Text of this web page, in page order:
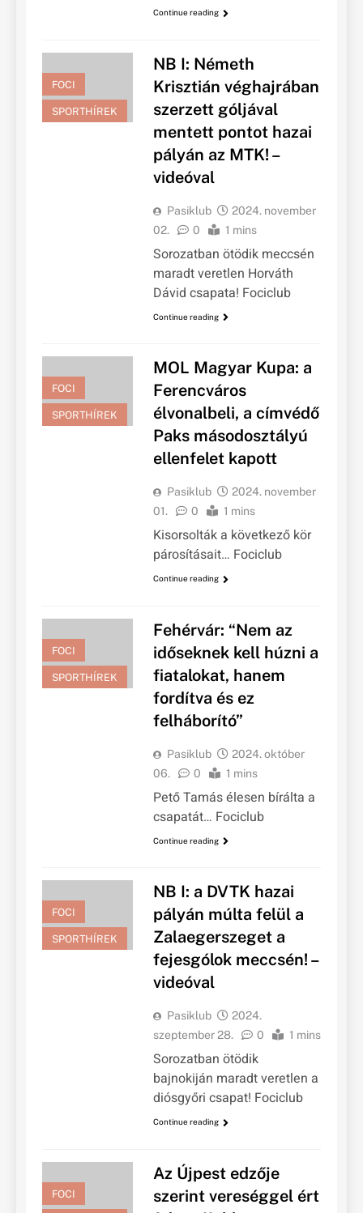
Continue reading
FOCI
SPORTHÍREK
NB I: Németh
Krisztián véghajrában
szerzett góljával
mentett pontot hazai
pályán az MTK! –
videóval
Pasiklub
2024. november
02.
0 1 mins
Sorozatban ötödik meccsén
maradt veretlen Horváth
Dávid csapata! Fociclub
Continue reading
FOCI
SPORTHÍREK
MOL Magyar Kupa: a
Ferencváros
élvonalbeli, a címvédő
Paks másodosztályú
ellenfelet kapott
Pasiklub
2024. november
01.
0 1 mins
Kisorsolták a következő kör
párosításait… Fociclub
Continue reading
FOCI
SPORTHÍREK
Fehérvár: “Nem az
időseknek kell húzni a
fiatalokat, hanem
fordítva és ez
felháborító”
Pasiklub
2024. október
06.
0 1 mins
Pető Tamás élesen bírálta a
csapatát… Fociclub
Continue reading
FOCI
SPORTHÍREK
NB I: a DVTK hazai
pályán múlta felül a
Zalaegerszeget a
fejesgólok meccsén! –
videóval
Pasiklub
2024.
szeptember 28.
0 1 mins
Sorozatban ötödik
bajnokiján maradt veretlen a
diósgyőri csapat! Fociclub
Continue reading
FOCI
Az Újpest edzője
szerint vereséggel ért